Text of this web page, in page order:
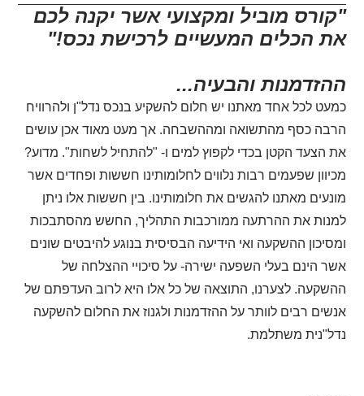
"קורס מוביל ומקצועי אשר יקנה לכם
את הכלים המעשיים לרכישת נכס!"
ההזדמנות והבעיה...
כמעט לכל אחד מאתנו יש חלום להשקיע בנכס נדל"ן ולהרוויח
הרבה כסף מהתשואה ומההשבחה. אך מעט מאוד אכן עושים
את הצעד הקטן בכדי לקפוץ למים ו- "להתחיל לשחות". מדוע?
מכיוון שפעמים רבות נלווים לחלומותינו חששות ופחדים אשר
מונעים מאתנו להגשים את חלומותינו. בין חששות אלו ניתן
למנות את ההרתעה ממורכבות התהליך, החשש מהסתבכות
ומסיכון ההשקעה ואי הידיעה הבסיסית בנוגע להיבטים שונים
אשר הינם בעלי השפעה ישירה- על סיכויי ההצלחה של
ההשקעה. לצערנו, התוצאה של כל אלו היא לרוב העדפתם של
אנשים רבים לוותר על ההזדמנות ולגנוז את החלום להשקעה
נדל"נית משתלמת.